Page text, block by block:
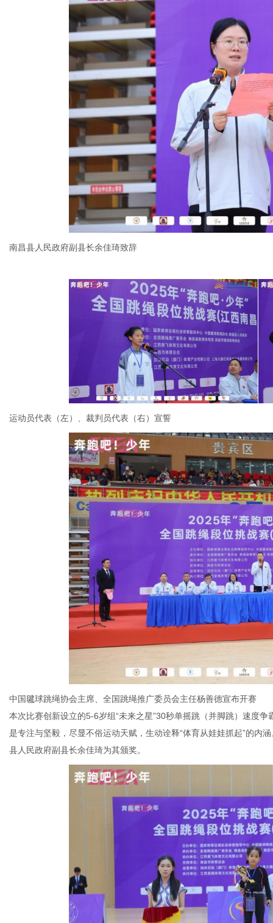
南昌县人民政府副县长余佳琦致辞
运动员代表（左）、裁判员代表（右）宣誓
中国毽球跳绳协会主席、全国跳绳推广委员会主任杨善德宣布开赛
本次比赛创新设立的5-6岁组“未来之星”30秒单摇跳（并脚跳）速度
是专注与坚毅，尽显不俗运动天赋，生动诠释“体育从娃娃抓起”的内
县人民政府副县长余佳琦为其颁奖。